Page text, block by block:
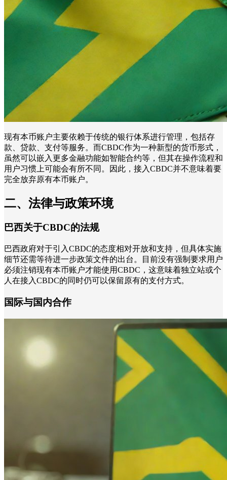
现有本币账户主要依赖于传统的银行体系进行管理，包括存
款、贷款、支付等服务。而CBDC作为一种新型的货币形式，
虽然可以嵌入更多金融功能如智能合约等，但其在操作流程和
用户习惯上可能会有所不同。因此，接入CBDC并不意味着要
完全放弃原有本币账户。
二、法律与政策环境
巴西关于CBDC的法规
巴西政府对于引入CBDC的态度相对开放和支持，但具体实施
细节还需等待进一步政策文件的出台。目前没有强制要求用户
必须注销现有本币账户才能使用CBDC，这意味着独立站或个
人在接入CBDC的同时仍可以保留原有的支付方式。
国际与国内合作